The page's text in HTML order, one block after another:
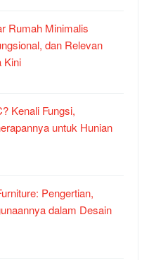
Rumah Minimalis
dan Relevan
Kini
Kenali Fungsi,
untuk Hunian
Pengertian,
dalam Desain